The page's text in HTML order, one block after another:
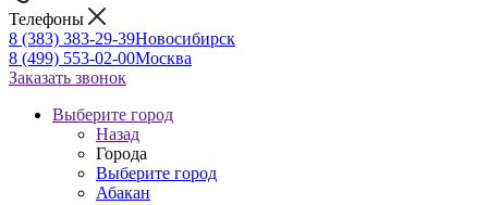
Телефоны
8 (383) 383-29-39Новосибирск
8 (499) 553-02-00Москва
Заказать звонок
Выберите город
Назад
Города
Выберите город
Абакан